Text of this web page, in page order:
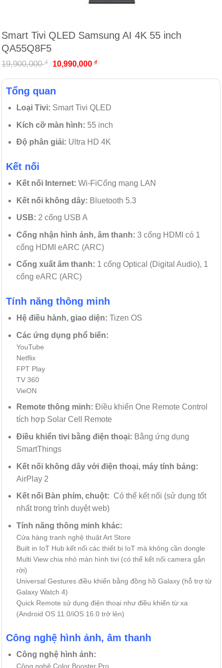
Smart Tivi QLED Samsung AI 4K 55 inch
QA55Q8F5
19,900,000₫ 10,990,000₫
Tổng quan
Loại Tivi: Smart Tivi QLED
Kích cỡ màn hình: 55 inch
Độ phân giải: Ultra HD 4K
Kết nối
Kết nối Internet: Wi-FiCổng mạng LAN
Kết nối không dây: Bluetooth 5.3
USB: 2 cổng USB A
Cổng nhận hình ảnh, âm thanh: 3 cổng HDMI có 1
cổng HDMI eARC (ARC)
Cổng xuất âm thanh: 1 cổng Optical (Digital Audio), 1
cổng eARC (ARC)
Tính năng thông minh
Hệ điều hành, giao diện: Tizen OS
Các ứng dụng phổ biến:
YouTube
Netflix
FPT Play
TV 360
VieON
Remote thông minh: Điều khiển One Remote Control
tích hợp Solar Cell Remote
Điều khiển tivi bằng điện thoại: Bằng ứng dụng
SmartThings
Kết nối không dây với điện thoại, máy tính bảng:
AirPlay 2
Kết nối Bàn phím, chuột: Có thể kết nối (sử dụng tốt
nhất trong trình duyệt web)
Tính năng thông minh khác:
Cửa hàng tranh nghệ thuật Art Store
Built in IoT Hub kết nối các thiết bị IoT mà không cần dongle
Multi View chia nhỏ màn hình tivi (có thể kết nối camera gắn
rời)
Universal Gestures điều khiển bằng đồng hồ Galaxy (hỗ trợ từ
Galaxy Watch 4)
Quick Remote sử dụng điện thoại như điều khiển từ xa
(Android OS 11.0/iOS 16.0 trở lên)
Công nghệ hình ảnh, âm thanh
Công nghệ hình ảnh:
Công nghệ Color Booster Pro